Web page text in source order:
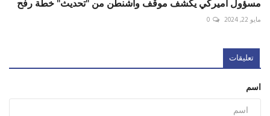
مسؤول أميركي يكشف موقف واشنطن من "تحديث" خطة رفح
مايو 22, 2024 0
تعليقات
اسم